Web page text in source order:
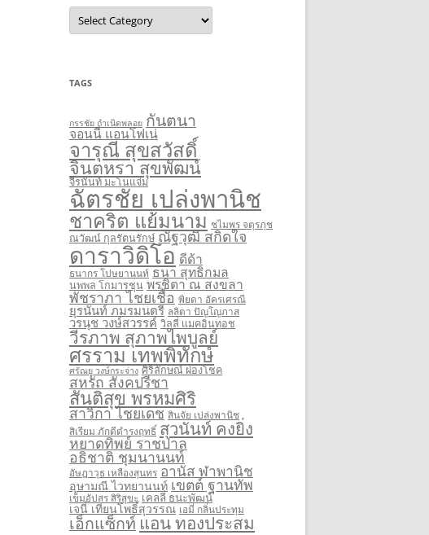
Categories
TAGS
กรรชัย กำเนิดพลอย กันตนา
จอนนี่ แอนโฟเน่
จารุณี สุขสวัสดิ์
จินตหรา สุขพัฒน์
จีรนันท์ มะโนแจ่ม
ฉัตรชัย เปล่งพานิช
ชาคริต แย้มนาม ชไมพร จตุรภุช
ณวัฒน์ กุลรัตนรักษ์ ณัฐวุฒิ สกิดใจ
ดาราวิดิโอ ดีด้า
ธนากร โปษยานนท์ ธนา สุทธิกมล
นพพล โกมารชุน พรชิตา ณ สงขลา
พัชราภา ไชยเชื้อ พิยดา อัครเศรณี
ยุรนันท์ ภมรมนตรี ลลิตา ปัญโญภาส
วรนุช วงษ์สวรรค์ วิลลี่ แมคอินทอช
วีรภาพ สุภาพไพบูลย์
ศรราม เทพพิทักษ์
ศรัณยู วงษ์กระจ่าง ศิริลักษณ์ ผ่องโชค
สหรัถ สังคปรีชา
สันติสุข พรหมศิริ
สาวิกา ไชยเดช สินจัย เปล่งพานิช
สิเรียม ภักดีดำรงฤทธิ์ สุวนันท์ คงยิ่ง
หยาดทิพย์ ราชปาล
อธิชาติ ชุมนานนท์
อัษฎาวุธ เหลืองสุนทร อานัส ฬาพานิช
อุษามณี ไวทยานนท์ เขตต์ ฐานทัพ
เข็มอัปสร สิริสุขะ เคลลี่ ธนะพัฒน์
เจนี่ เทียนโพธิ์สุวรรณ เอมี่ กลิ่นประทุม
เอ็กแซ็กท์ แอน ทองประสม